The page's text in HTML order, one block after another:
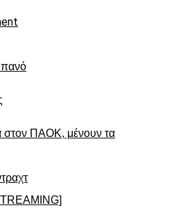
στον ΠΑΟΚ, μένουν τα